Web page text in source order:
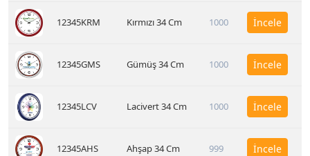
12345KRM Kırmızı 34 Cm 1000 İncele
12345GMS Gümüş 34 Cm 1000 İncele
12345LCV Lacivert 34 Cm 1000 İncele
12345AHS Ahşap 34 Cm 999 İncele